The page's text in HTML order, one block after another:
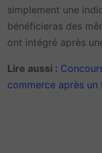
simplement une
bénéficieras des
ont intégré après
Lire aussi :
commerce après un